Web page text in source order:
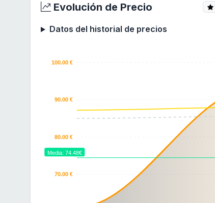
Evolución de Precio
Datos del historial de precios
100.00 €
90.00 €
80.00 €
70.00 €
Media: 74.48€